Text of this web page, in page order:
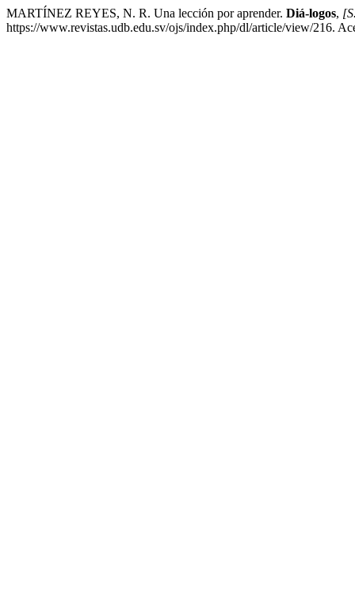
MARTÍNEZ REYES, N. R. Una lección por aprender. Diá-logos,
https://www.revistas.udb.edu.sv/ojs/index.php/dl/article/view/216.